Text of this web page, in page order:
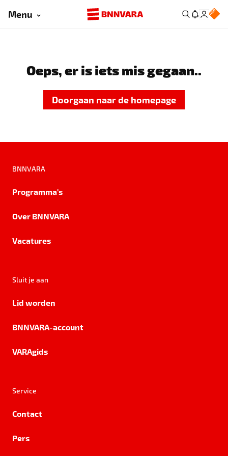
Menu
Oeps, er is iets mis gegaan..
Doorgaan naar de homepage
BNNVARA
Programma's
Over BNNVARA
Vacatures
Sluit je aan
Lid worden
BNNVARA-account
VARAgids
Service
Contact
Pers